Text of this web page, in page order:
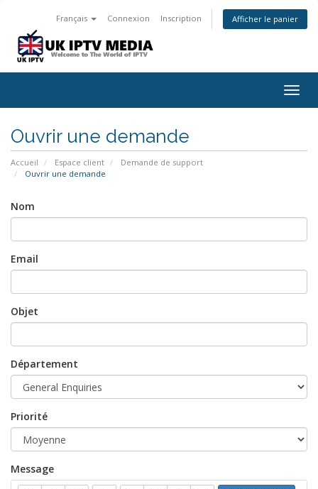
Français Connexion Inscription Afficher le panier
Ouvrir une demande
Accueil Espace client
Demande de support
Ouvrir une demande
Nom
Email
Objet
Département
Priorité
Message